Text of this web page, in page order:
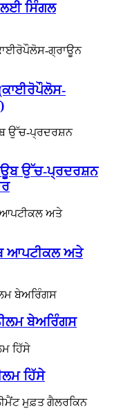
ਸਿੰਗਲ
ਉੱਚ-ਪ੍ਰਦਰਸ਼ਨ
ਆਪਟੀਕਲ ਅਤੇ
ਬੇਅਰਿੰਗਸ
ਹਿੱਸੇ